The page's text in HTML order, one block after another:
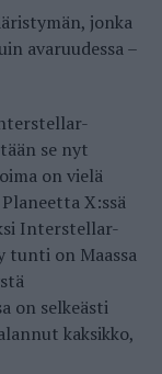
jonka
avaruudessa –
se nyt
on vielä
X:ssä
Interstellar-
tunti on Maassa
on selkeästi
kaksikko,